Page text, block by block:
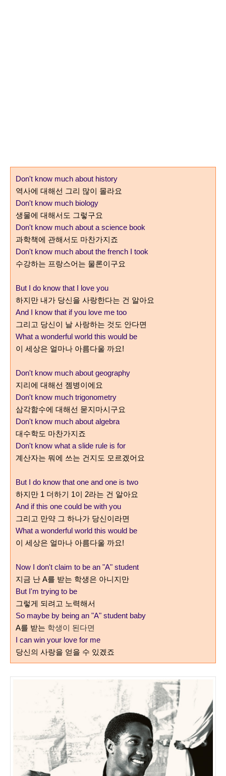
Don't know much about history
역사에 대해선 그리 많이 몰라요
Don't know much biology
생물에 대해서도 그렇구요
Don't know much about a science book
과학책에 관해서도 마찬가지죠
Don't know much about the french I took
수강하는 프랑스어는 물론이구요
But I do know that I love you
하지만 내가 당신을 사랑한다는 건 알아요
And I know that if you love me too
그리고 당신이 날 사랑하는 것도 안다면
What a wonderful world this would be
이 세상은 얼마나 아름다울 까요!
Don't know much about geography
지리에 대해선 젬병이에요
Don't know much trigonometry
삼각함수에 대해선 묻지마시구요
Don't know much about algebra
대수학도 마찬가지죠
Don't know what a slide rule is for
계산자는 뭐에 쓰는 건지도 모르겠어요
But I do know that one and one is two
하지만 1 더하기 1이 2라는 건 알아요
And if this one could be with you
그리고 만약 그 하나가 당신이라면
What a wonderful world this would be
이 세상은 얼마나 아름다울 까요!
Now I don't claim to be an "A" student
지금 난 A를 받는 학생은 아니지만
But I'm trying to be
그렇게 되려고 노력해서
So maybe by being an "A" student baby
A를 받는 학생이 된다면
I can win your love for me
당신의 사랑을 얻을 수 있겠죠